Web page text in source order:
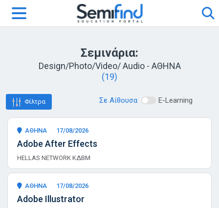
Σεμινάρια:
Design/Photo/Video/ Audio - ΑΘΗΝΑ
(19)
Φίλτρα Σε Αίθουσα E-Learning
ΑΘΗΝΑ 17/08/2026
Adobe After Effects
HELLAS NETWORK ΚΔΒΜ
ΑΘΗΝΑ 17/08/2026
Adobe Illustrator